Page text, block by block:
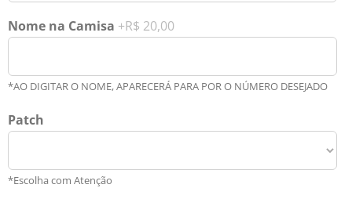
Nome na Camisa +R$ 20,00
*AO DIGITAR O NOME, APARECERÁ PARA POR O NÚMERO DESEJADO
Patch
*Escolha com Atenção